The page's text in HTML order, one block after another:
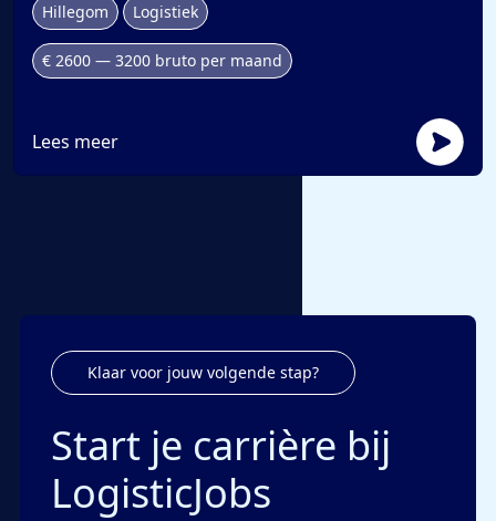
Hillegom Logistiek
€ 2600 — 3200 bruto per maand
Lees meer
Klaar voor jouw volgende stap?
Start je carrière bij
LogisticJobs